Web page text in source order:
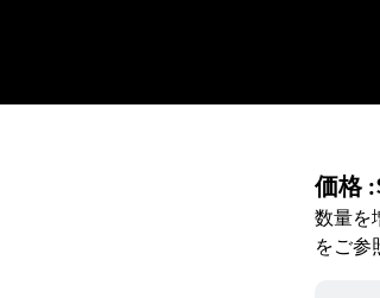
価格 :
数量を
をご参